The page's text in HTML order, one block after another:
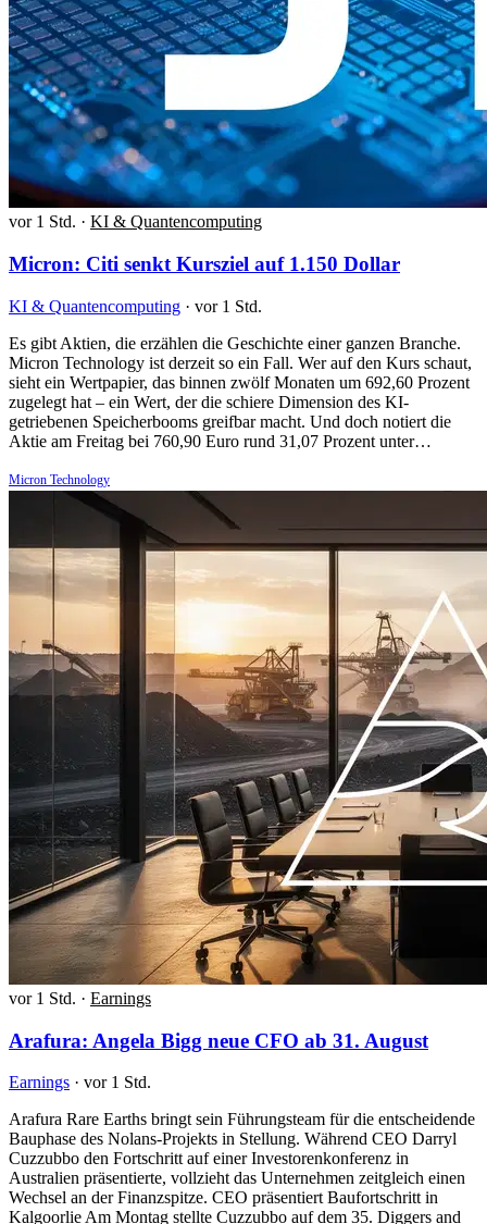
vor 1 Std. · KI & Quantencomputing
Micron: Citi senkt Kursziel auf 1.150 Dollar
KI & Quantencomputing · vor 1 Std.
Es gibt Aktien, die erzählen die Geschichte einer ganzen Branche.
Micron Technology ist derzeit so ein Fall. Wer auf den Kurs schaut,
sieht ein Wertpapier, das binnen zwölf Monaten um 692,60 Prozent
zugelegt hat – ein Wert, der die schiere Dimension des KI-
getriebenen Speicherbooms greifbar macht. Und doch notiert die
Aktie am Freitag bei 760,90 Euro rund 31,07 Prozent unter…
Micron Technology
vor 1 Std. · Earnings
Arafura: Angela Bigg neue CFO ab 31. August
Earnings · vor 1 Std.
Arafura Rare Earths bringt sein Führungsteam für die entscheidende
Bauphase des Nolans-Projekts in Stellung. Während CEO Darryl
Cuzzubbo den Fortschritt auf einer Investorenkonferenz in
Australien präsentierte, vollzieht das Unternehmen zeitgleich einen
Wechsel an der Finanzspitze. CEO präsentiert Baufortschritt in
Kalgoorlie Am Montag stellte Cuzzubbo auf dem 35. Diggers and